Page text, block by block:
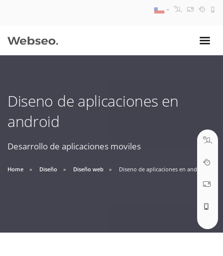
Diseno de aplicaciones en
android
Desarrollo de aplicaciones moviles
Home Diseño Diseño web Diseno de aplicaciones en android
09:30 AM A 18:30 PM
ABRIR TICKET